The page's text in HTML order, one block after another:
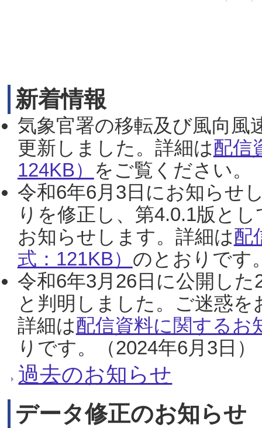
新着情報
気象官署の移転及び風向風
更新しました。詳細は配信
124KB） をご覧ください。
令和6年6月3日にお知らせ
りを修正し、第4.0.1版と
お知らせします。詳細は配
式：121KB） のとおりです
令和6年3月26日に公開し
と判明しました。ご迷惑
詳細は配信資料に関するお
りです。（2024年6月3日）
過去のお知らせ
データ修正のお知らせ